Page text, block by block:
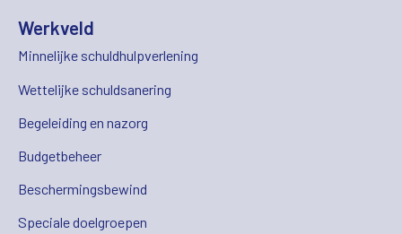
Werkveld
Minnelijke schuldhulpverlening
Wettelijke schuldsanering
Begeleiding en nazorg
Budgetbeheer
Beschermingsbewind
Speciale doelgroepen